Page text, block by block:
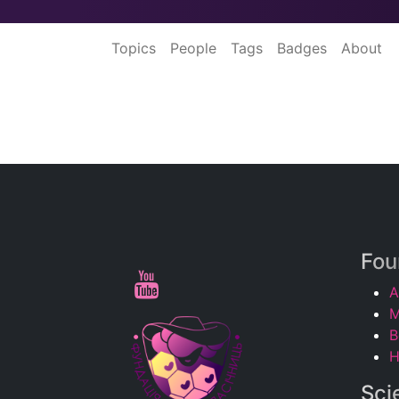
Topics People Tags Badges About